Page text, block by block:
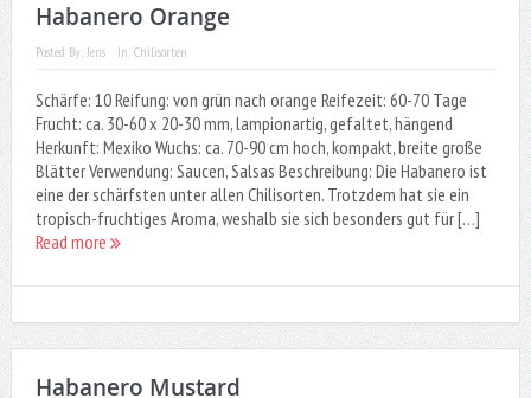
Habanero Orange
Posted By: Jens In: Chilisorten
Schärfe: 10 Reifung: von grün nach orange Reifezeit: 60-70 Tage
Frucht: ca. 30-60 x 20-30 mm, lampionartig, gefaltet, hängend
Herkunft: Mexiko Wuchs: ca. 70-90 cm hoch, kompakt, breite große
Blätter Verwendung: Saucen, Salsas Beschreibung: Die Habanero ist
eine der schärfsten unter allen Chilisorten. Trotzdem hat sie ein
tropisch-fruchtiges Aroma, weshalb sie sich besonders gut für […]
Read more
Habanero Mustard